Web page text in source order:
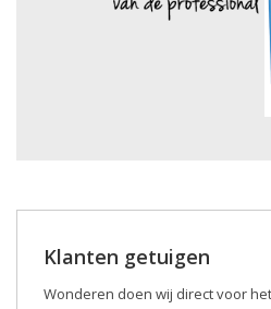
Klanten getuigen
Wonderen doen wij direct voor